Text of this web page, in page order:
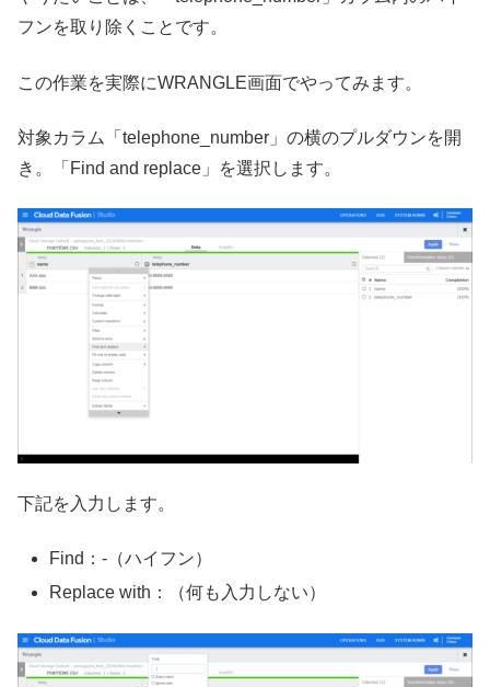
フンを取り除くことです。
この作業を実際にWRANGLE画面でやってみます。
対象カラム「telephone_number」の横のプルダウンを開
き。「Find and replace」を選択します。
下記を入力します。
Find：-（ハイフン）
Replace with：（何も入力しない）